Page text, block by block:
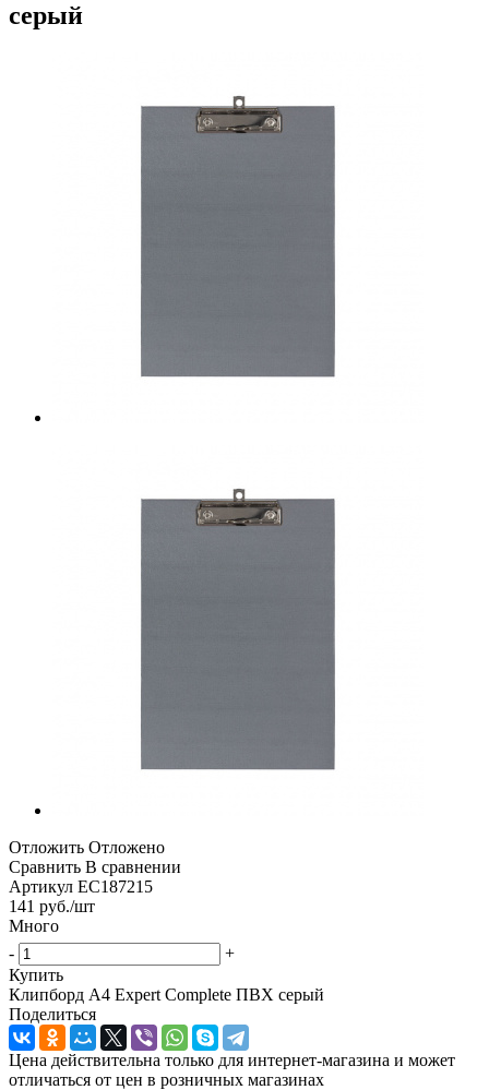
серый
Отложить Отложено
Сравнить В сравнении
Артикул EC187215
141 руб./шт
Много
-
+
Купить
Клипборд А4 Expert Complete ПВХ серый
Поделиться
Цена действительна только для интернет-магазина и может
отличаться от цен в розничных магазинах